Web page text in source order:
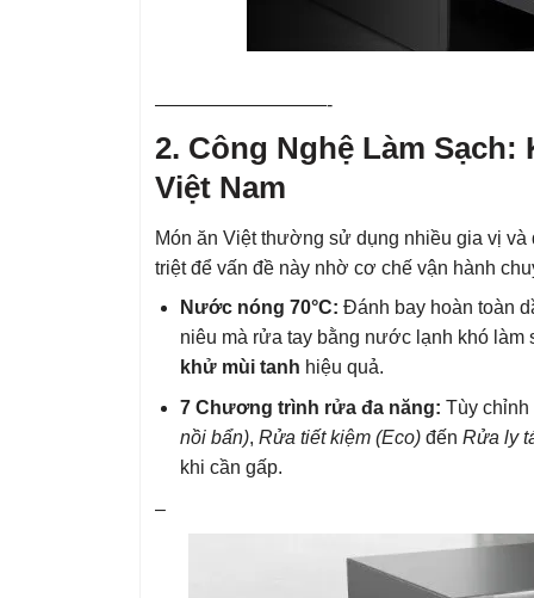
—————————-
2. Công Nghệ Làm Sạch:
Việt Nam
Món ăn Việt thường sử dụng nhiều gia vị
triệt để vấn đề này nhờ cơ chế vận hành
Nước nóng 70°C: Đánh bay hoàn toàn
niêu mà rửa tay bằng nước lạnh khó làm
khử mùi tanh hiệu quả.
7 Chương trình rửa đa năng: Tùy
nồi bẩn), Rửa tiết kiệm (Eco)đến Rửa ly
khi cần gấp.
–